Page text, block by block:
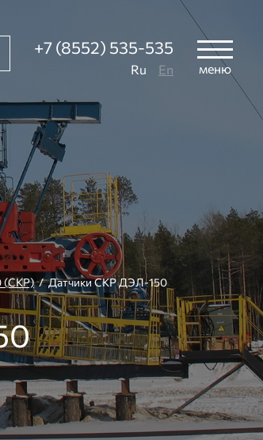
+7 (8552) 535-535
Ru En меню
(СКР)/ Датчики СКР ДЭЛ-150